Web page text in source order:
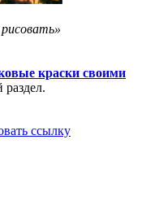
краски своими
раздел.
ссылку